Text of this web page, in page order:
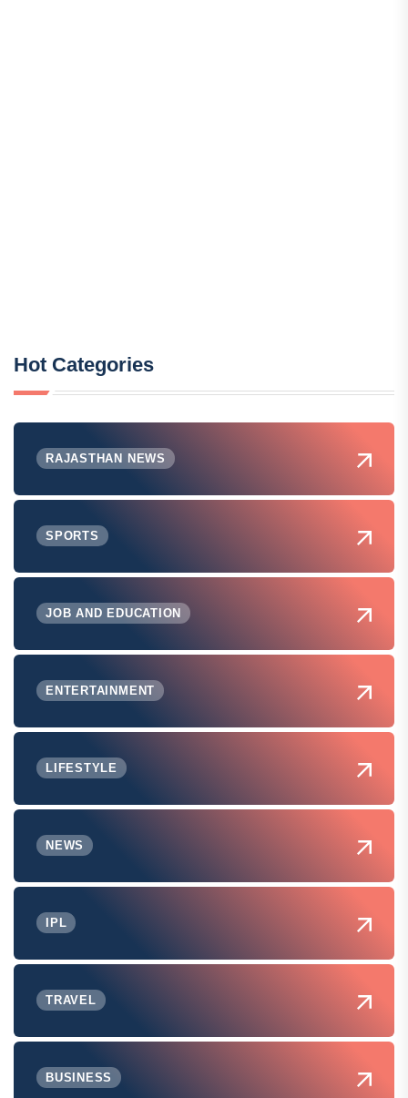
Hot Categories
RAJASTHAN NEWS
SPORTS
JOB AND EDUCATION
ENTERTAINMENT
LIFESTYLE
NEWS
IPL
TRAVEL
BUSINESS